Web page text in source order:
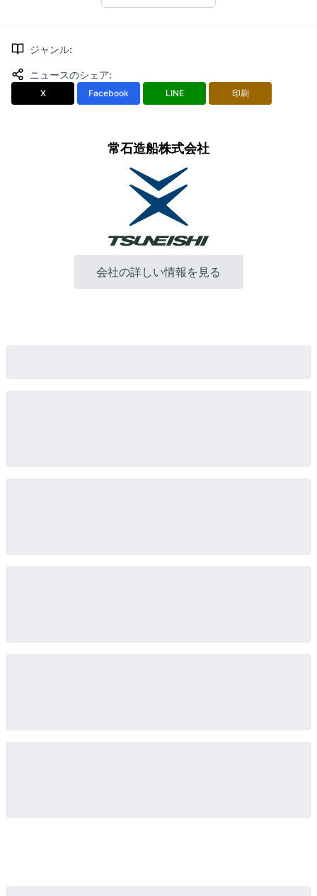
ジャンル:
ニュースのシェア:
X Facebook LINE 印刷
常石造船株式会社
会社の詳しい情報を見る